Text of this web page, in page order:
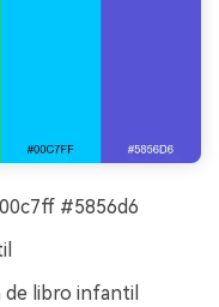
#5856d6
libro infantil